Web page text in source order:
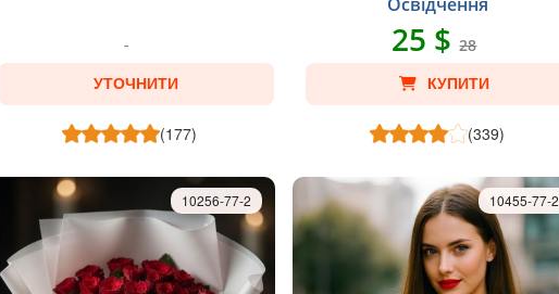
УТОЧНИТИ
(177)
25 $28
КУПИТИ
(339)
10256-77-2 10455-77-2